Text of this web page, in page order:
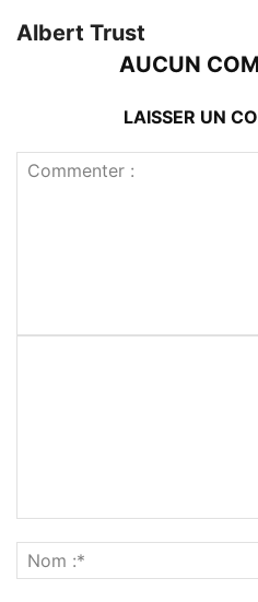
Albert Trust
AUCUN
LAISSER UN